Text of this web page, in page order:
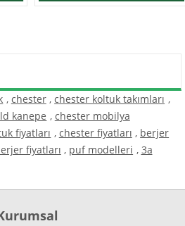
, chester , chester koltuk takımları ,
kanepe , chester mobilya
fiyatları , chester fiyatları , berjer
fiyatları , puf modelleri , 3a